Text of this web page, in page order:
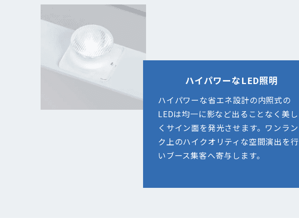
ハイパワーなLED照明
ハイパワーな省エネ設計の内照式の
LEDは均一に影など出ることなく美し
くサイン面を発光させます。ワンラン
ク上のハイクオリティな空間演出を行
いブース集客へ寄与します。